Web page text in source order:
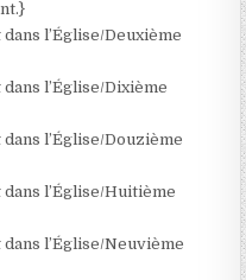
l’Église/Deuxième
l’Église/Dixième
l’Église/Douzième
l’Église/Huitième
l’Église/Neuvième